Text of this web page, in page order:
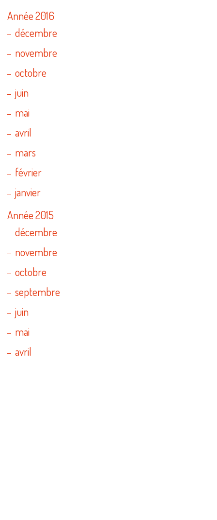
Année 2016
décembre
novembre
octobre
juin
mai
avril
mars
février
janvier
Année 2015
décembre
novembre
octobre
septembre
juin
mai
avril